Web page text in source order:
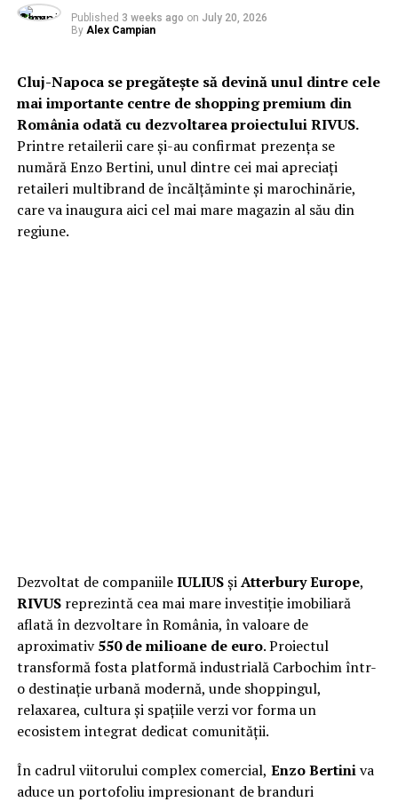
Published 3 weeks ago on July 20, 2026
By Alex Campian
Cluj-Napoca se pregătește să devină unul dintre cele
mai importante centre de shopping premium din
România odată cu dezvoltarea proiectului RIVUS.
Printre retailerii care și-au confirmat prezența se
numără Enzo Bertini, unul dintre cei mai apreciați
retaileri multibrand de încălțăminte și marochinărie,
care va inaugura aici cel mai mare magazin al său din
regiune.
Dezvoltat de companiileIULIUSșiAtterbury Europe,
RIVUSreprezintă cea mai mare investiție imobiliară
aflată în dezvoltare în România, în valoare de
aproximativ550 de milioane de euro. Proiectul
transformă fosta platformă industrială Carbochim într-
o destinație urbană modernă, unde shoppingul,
relaxarea, cultura și spațiile verzi vor forma un
ecosistem integrat dedicat comunității.
În cadrul viitorului complex comercial, Enzo Bertiniva
aduce un portofoliu impresionant de branduri